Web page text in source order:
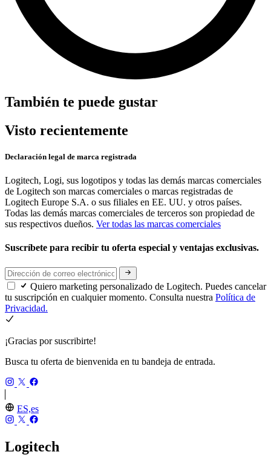
También te puede gustar
Visto recientemente
Declaración legal de marca registrada
Logitech, Logi, sus logotipos y todas las demás marcas comerciales
de Logitech son marcas comerciales o marcas registradas de
Logitech Europe S.A. o sus filiales en EE. UU. y otros países.
Todas las demás marcas comerciales de terceros son propiedad de
sus respectivos dueños. Ver todas las marcas comerciales
Suscríbete para recibir tu oferta especial y ventajas exclusivas.
Quiero marketing personalizado de Logitech. Puedes cancelar
tu suscripción en cualquier momento. Consulta nuestra Política de
Privacidad.
¡Gracias por suscribirte!
Busca tu oferta de bienvenida en tu bandeja de entrada.
ES,es
Logitech